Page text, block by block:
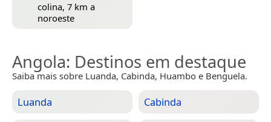
colina, 7 km a
noroeste
Angola: Destinos em destaque
Saiba mais sobre Luanda, Cabinda, Huambo e Benguela.
Luanda Cabinda